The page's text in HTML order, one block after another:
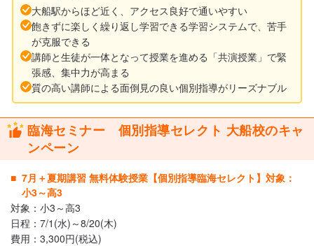
大船駅からほど近く、アクセス良好で通いやすい
飽きずに楽しく繰り返し学習できる学習システムで、苦手
が克服できる
講師と生徒が一体となって授業を進める「共演授業」で緊
張感、集中力が高まる
質の高い講師による面倒見の良い個別指導がリーズナブル
臨海セミナー 個別指導セレクト 大船校のキャ
ンペーン
7月＋夏期講習 無料体験授業【個別指導臨海セレクト】対象：
小3～高3
対象：小3～高3
日程：7/1(水)～8/20(木)
費用：3,300円(税込)